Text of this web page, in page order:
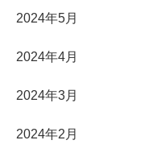
2024年5月
2024年4月
2024年3月
2024年2月